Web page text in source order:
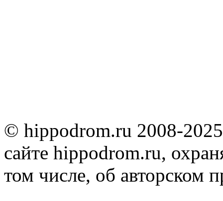
© hippodrom.ru 2008-
сайте hippodrom.ru,
том числе, об авторском